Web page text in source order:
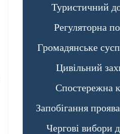
Туристичний
Регуляторна
Громадянське
Цивільний
Спостережна
Запобігання
Чергові вибори